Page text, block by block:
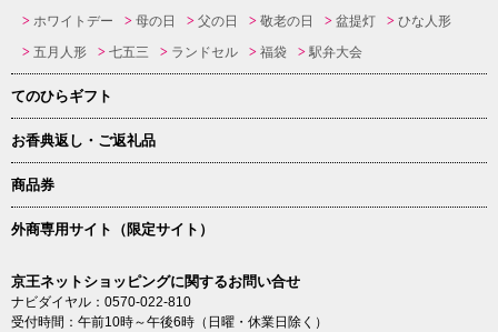
ホワイトデー
母の日 父の日 敬老の日 盆提灯
ひな人形
五月人形
七五三 ランドセル 福袋 駅弁大会
てのひらギフト
お香典返し・ご返礼品
商品券
外商専用サイト（限定サイト）
京王ネットショッピングに関するお問い合せ
ナビダイヤル：0570-022-810
受付時間：午前10時～午後6時（日曜・休業日除く）